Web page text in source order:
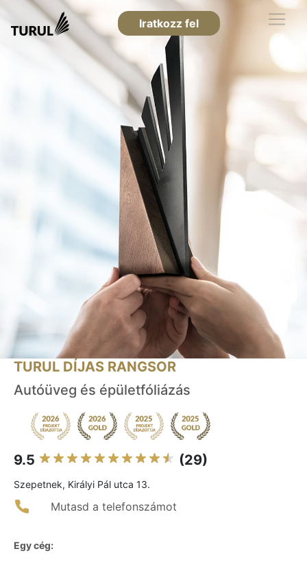
Iratkozz fel
TURUL DÍJAS RANGSOR
Autóüveg és épületfóliázás
9.5 (29)
Szepetnek, Királyi Pál utca 13.
Mutasd a telefonszámot
Egy cég: